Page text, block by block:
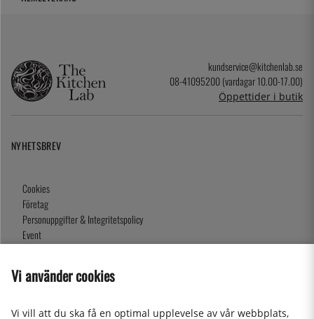
kundservice@kitchenlab.se
08-41095200 (vardagar 10.00-17.00)
Öppettider i butik
NYHETSBREV
Cookies
Företag
Personuppgifter & Integritetspolicy
Event
Presentkort
Vi använder cookies
Vi vill att du ska få en optimal upplevelse av vår webbplats,